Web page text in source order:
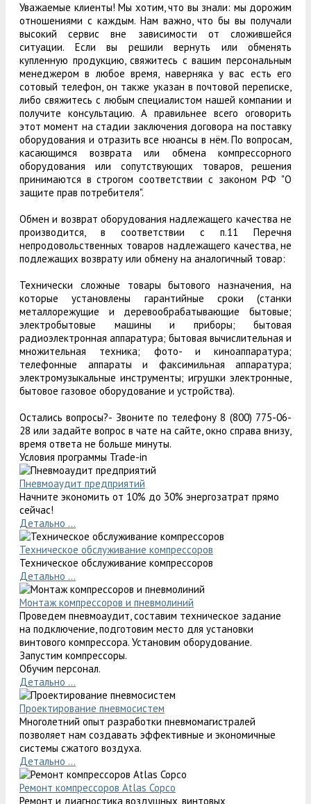
Уважаемые клиенты! Мы хотим, что вы знали: мы дорожим
отношениями с каждым. Нам важно, что бы вы получали
высокий сервис вне зависимости от сложившейся
ситуации. Если вы решили вернуть или обменять
купленную продукцию, свяжитесь с вашим персональным
менеджером в любое время, наверняка у вас есть его
сотовый телефон, он также указан в почтовой переписке,
либо свяжитесь с любым специалистом нашей компании и
получите консультацию. А правильнее всего оговорить
этот момент на стадии заключения договора на поставку
оборудования и отразить все нюансы в нём. По вопросам,
касающимся возврата или обмена компрессорного
оборудования или сопутствующих товаров, решения
принимаются в строгом соответствии с законом РФ "О
защите прав потребителя".
Обмен и возврат оборудования надлежащего качества не
производится, в соответствии с п.11 Перечня
непродовольственных товаров надлежащего качества, не
подлежащих возврату или обмену на аналогичный товар:
Технически сложные товары бытового назначения, на
которые установлены гарантийные сроки (станки
металлорежущие и деревообрабатывающие бытовые;
электробытовые машины и приборы; бытовая
радиоэлектронная аппаратура; бытовая вычислительная и
множительная техника; фото- и киноаппаратура;
телефонные аппараты и факсимильная аппаратура;
электромузыкальные инструменты; игрушки электронные,
бытовое газовое оборудование и устройства).
Остались вопросы?- Звоните по телефону 8 (800) 775-06-
28 или задайте вопрос в чате на сайте, окно справа внизу,
время ответа не больше минуты.
Условия программы Trade-in
Пневмоаудит предприятий
Начните экономить от 10% до 30% энергозатрат прямо
сейчас!
Детально ...
Техническое обслуживание компрессоров
Техническое обслуживание компрессоров
Детально ...
Монтаж компрессоров и пневмолиний
Проведем пневмоаудит, составим техническое задание
на подключение, подготовим место для установки
винтового компрессора. Установим оборудование.
Запустим компрессоры.
Обучим персонал.
Детально ...
Проектирование пневмосистем
Многолетний опыт разработки пневмомагистралей
позволяет нам создавать эффективные и экономичные
системы сжатого воздуха.
Детально ...
Ремонт компрессоров Atlas Copco
Ремонт и диагностика воздушных, винтовых